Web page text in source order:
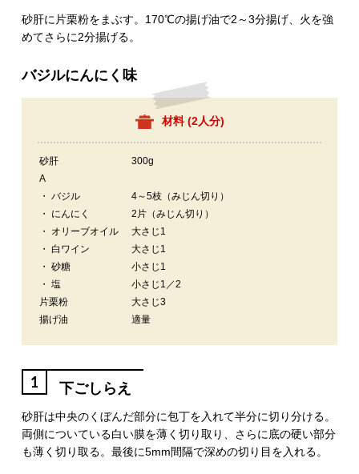
砂肝に片栗粉をまぶす。170℃の揚げ油で2～3分揚げ、火を強
めてさらに2分揚げる。
バジルにんにく味
材料 (2人分)
砂肝
300g
A
・ バジル
4～5枝（みじん切り）
・ にんにく
2片（みじん切り）
・ オリーブオイル
大さじ1
・ 白ワイン
大さじ1
・ 砂糖
小さじ1
・ 塩
小さじ1／2
片栗粉
大さじ3
揚げ油
適量
1 下ごしらえ
砂肝は中央のくぼんだ部分に包丁を入れて半分に切り分ける。
両側についている白い膜を薄く切り取り、さらに底の硬い部分
も薄く切り取る。最後に5mm間隔で深めの切り目を入れる。